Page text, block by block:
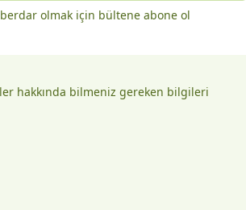
olmak için bültene abone ol
hakkında bilmeniz gereken bilgileri